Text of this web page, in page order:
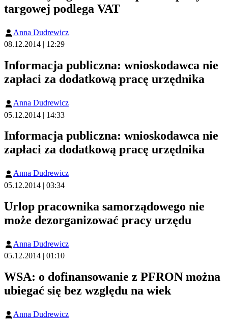
targowej podlega VAT
Anna Dudrewicz
08.12.2014 | 12:29
Informacja publiczna: wnioskodawca nie
zapłaci za dodatkową pracę urzędnika
Anna Dudrewicz
05.12.2014 | 14:33
Informacja publiczna: wnioskodawca nie
zapłaci za dodatkową pracę urzędnika
Anna Dudrewicz
05.12.2014 | 03:34
Urlop pracownika samorządowego nie
może dezorganizować pracy urzędu
Anna Dudrewicz
05.12.2014 | 01:10
WSA: o dofinansowanie z PFRON można
ubiegać się bez względu na wiek
Anna Dudrewicz